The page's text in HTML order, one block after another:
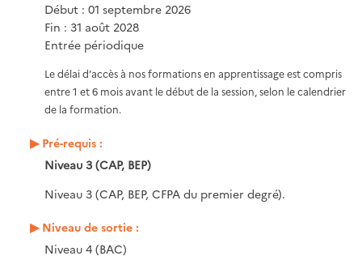
Début : 01 septembre 2026
Fin : 31 août 2028
Entrée périodique
Le délai d’accès à nos formations en apprentissage est compris
entre 1 et 6 mois avant le début de la session, selon le calendrier
de la formation.
Pré-requis :
Niveau 3 (CAP, BEP)
Niveau 3 (CAP, BEP, CFPA du premier degré).
Niveau de sortie :
Niveau 4 (BAC)